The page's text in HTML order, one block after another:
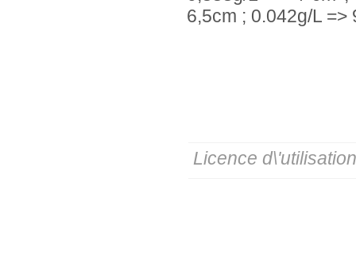
6,5cm ; 0.042g/L =>
Licence